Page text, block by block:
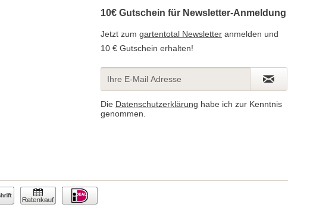
10€ Gutschein für Newsletter-Anmeldung
Jetzt zum gartentotal Newsletter anmelden und
10 € Gutschein erhalten!
Die Datenschutzerklärung habe ich zur Kenntnis
genommen.